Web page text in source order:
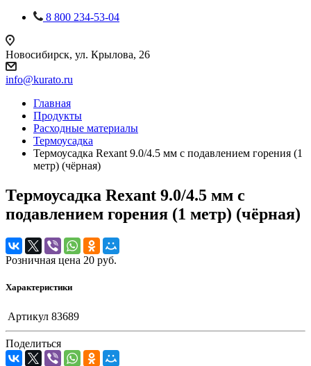
8 800 234-53-04
Новосибирск, ул. Крылова, 26
info@kurato.ru
Главная
Продукты
Расходные материалы
Термоусадка
Термоусадка Rexant 9.0/4.5 мм с подавлением горения (1
метр) (чёрная)
Термоусадка Rexant 9.0/4.5 мм с
подавлением горения (1 метр) (чёрная)
Розничная цена 20 руб.
Характеристики
Артикул 83689
Поделиться